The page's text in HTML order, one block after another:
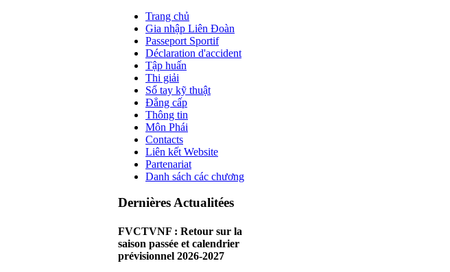
Trang chủ
Gia nhập Liên Đoàn
Passeport Sportif
Déclaration d'accident
Tập huấn
Thi giải
Sổ tay kỹ thuật
Đẳng cấp
Thông tin
Môn Phái
Contacts
Liên kết Website
Partenariat
Danh sách các chương
Dernières Actualitées
FVCTVNF : Retour sur la
saison passée et calendrier
prévisionnel 2026-2027